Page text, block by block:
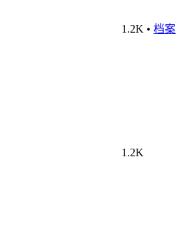
1.2K • 档案
1.2K